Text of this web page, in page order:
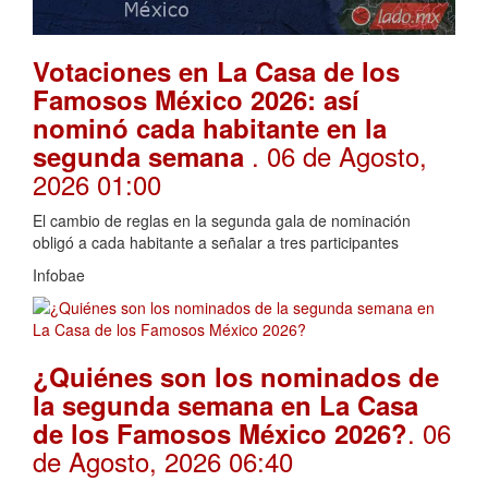
Votaciones en La Casa de los
Famosos México 2026: así
nominó cada habitante en la
segunda semana . 06 de Agosto,
2026 01:00
El cambio de reglas en la segunda gala de nominación
obligó a cada habitante a señalar a tres participantes
Infobae
¿Quiénes son los nominados de
la segunda semana en La Casa
de los Famosos México 2026?. 06
de Agosto, 2026 06:40